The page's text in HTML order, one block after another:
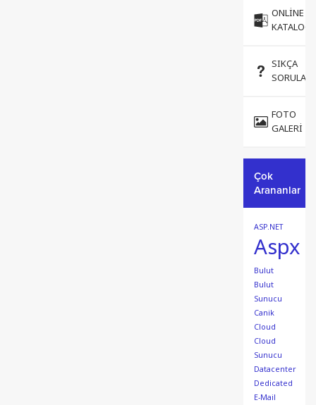
ONLINE
KATALOG
SIKÇA
FOTO
GALERI
Çok
Arananlar
ASP.NET
Aspx
Bulut
Bulut
Sunucu
Canik
Cloud
Cloud
Sunucu
Datacenter
Dedicated
E-Mail